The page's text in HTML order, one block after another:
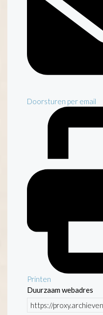
Doorsturen per email
Printen
Duurzaam webadres